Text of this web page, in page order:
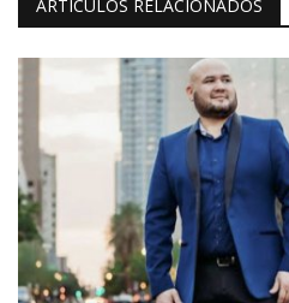
ARTÍCULOS RELACIONADOS